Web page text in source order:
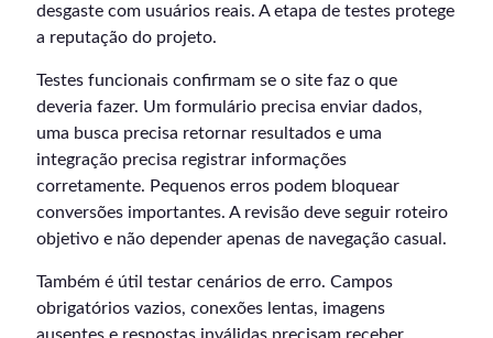
desgaste com usuários reais. A etapa de testes protege
a reputação do projeto.
Testes funcionais confirmam se o site faz o que
deveria fazer. Um formulário precisa enviar dados,
uma busca precisa retornar resultados e uma
integração precisa registrar informações
corretamente. Pequenos erros podem bloquear
conversões importantes. A revisão deve seguir roteiro
objetivo e não depender apenas de navegação casual.
Também é útil testar cenários de erro. Campos
obrigatórios vazios, conexões lentas, imagens
ausentes e respostas inválidas precisam receber